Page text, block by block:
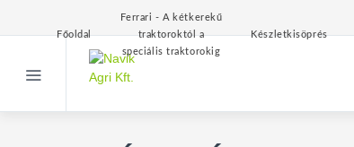
Főoldal
Ferrari - A kétkerekű
traktoroktól a
speciális traktorokig
Készletkisöprés